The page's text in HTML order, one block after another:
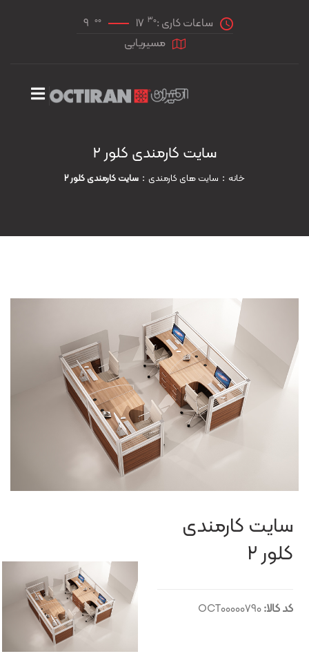
ساعات کاری : 17 30
9 00
مسیریابی
سایت کارمندی کلور ۲
خانه سايت های کارمندی سایت کارمندی کلور ۲
سایت کارمندی
کلور ۲
کد کالا:OCT00000790